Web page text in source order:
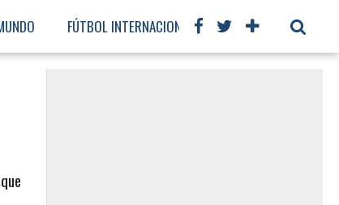
FÚTBOL INTERNACIONAL